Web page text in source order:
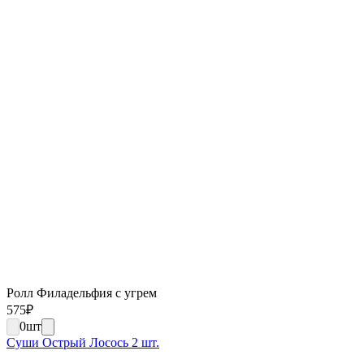
Ролл Филадельфия с угрем
575₽
0шт
Суши Острый Лосось 2 шт.